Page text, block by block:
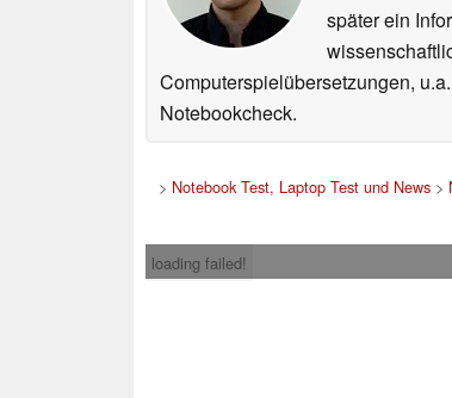
später ein
Computerspielübersetzungen,
Notebookcheck.
> Notebook Test, Laptop Test und News >
loading failed!